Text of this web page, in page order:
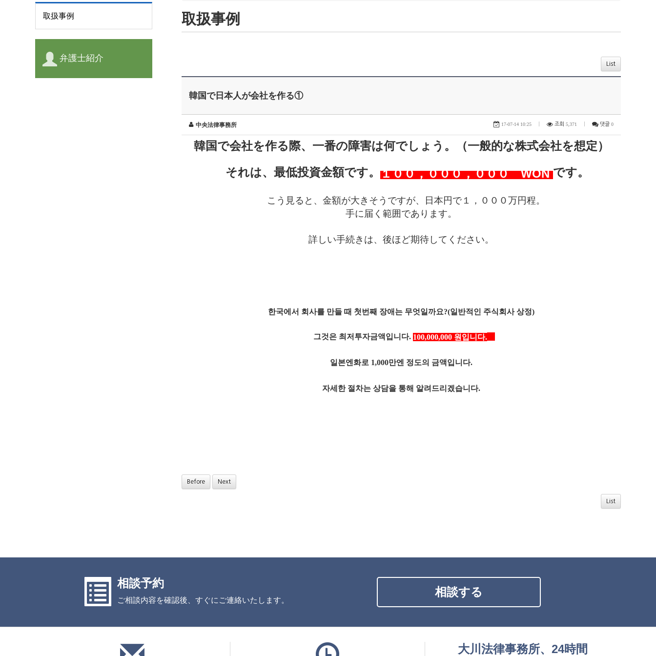
取扱事例
弁護士紹介
取扱事例
List
韓国で日本人が会社を作る①
中央法律事務所 17-07-14 10:25 조회 5,371 댓글 0
韓国で会社を作る際、一番の障害は何でしょう。（一般的な株式会社を想定）
それは、最低投資金額です。 １００，０００，０００ WONです。
こう見ると、金額が大きそうですが、日本円で１，０００万円程。
手に届く範囲であります。
詳しい手続きは、後ほど期待してください。
한국에서 회사를 만들 때 첫번째 장애는 무엇일까요?(일반적인 주식회사 상정)
그것은 최저투자금액입니다. 100,000,000 원입니다.
일본엔화로 1,000만엔 정도의 금액입니다.
자세한 절차는 상담을 통해 알려드리겠습니다.
Before Next
List
相談予約
ご相談内容を確認後、すぐにご連絡いたします。
相談する
大川法律事務所、24時間